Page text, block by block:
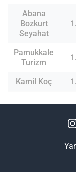
Abana
Bozkurt
Seyahat
Pamukkale
Turizm
Kamil Koç